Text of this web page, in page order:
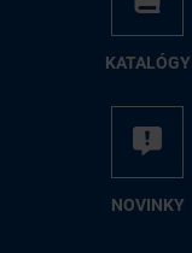
KA­TA­LÓ­GY
NO­VIN­KY